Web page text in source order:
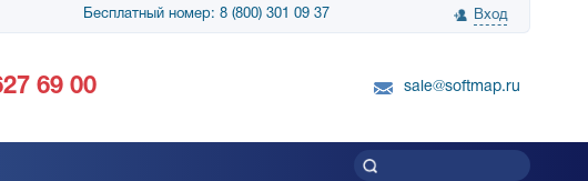
Бесплатный номер: 8 (800) 301 09 37 Вход
за поставку SnapGene...
благодарность SoftMap за помощь в
69 00 sale@softmap.ru